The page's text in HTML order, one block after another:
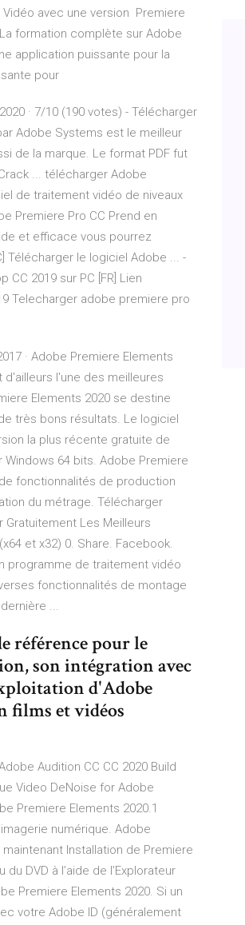
avec une version Premiere
La formation complète sur Adobe
application puissante pour la
pour
· 7/10 (190 votes) - Télécharger
Adobe Systems est le meilleur
de la marque. Le format PDF fut
... télécharger Adobe
de traitement vidéo de niveaux
Premiere Pro CC Prend en
et efficace vous pourrez
Télécharger le logiciel Adobe ... -
2019 sur PC [FR] Lien
Telecharger adobe premiere pro
· Adobe Premiere Elements
l'une des meilleures
Elements 2020 se destine
très bons résultats. Le logiciel
la plus récente gratuite de
64 bits. Adobe Premiere
fonctionnalités de production
du métrage. Télécharger
Gratuitement Les Meilleurs
et x32) 0. Share. Facebook.
programme de traitement vidéo
fonctionnalités de montage
...
référence pour le
son intégration avec
d'Adobe
films et vidéos
Audition CC CC 2020 Build
Video DeNoise for Adobe
Premiere Elements 2020.1
numérique. Adobe
Installation de Premiere
DVD à l’aide de l’Explorateur
Premiere Elements 2020. Si un
votre Adobe ID (généralement